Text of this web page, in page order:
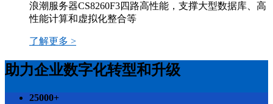
浪潮服务器CS8260F3四路高性能，支撑大型数据库、高
性能计算和虚拟化整合等
了解更多 >
助力企业数字化转型和升级
25000+